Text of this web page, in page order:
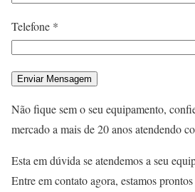
Telefone *
Não fique sem o seu equipamento,
mercado a mais de 20 anos atendendo
Esta em dúvida se atendemos a seu
Entre em contato agora, estamos